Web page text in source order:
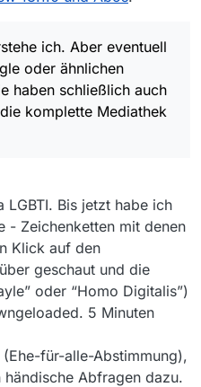
ich. Aber eventuell
oder ähnlichen
haben schließlich auch
komplette Mediathek
LGBTI. Bis jetzt habe ich
- Zeichenketten mit denen
Klick auf den
geschaut und die
oder “Homo Digitalis”)
5 Minuten
für-alle-Abstimmung),
Abfragen dazu.